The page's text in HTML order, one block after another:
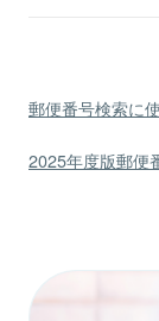
郵便番号検索に
2025年度版郵便